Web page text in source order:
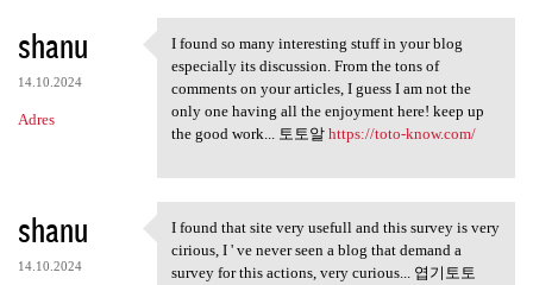
shanu
14.10.2024
Adres
I found so many interesting
I found so many interesting stuff in your blog
especially its discussion. From the tons of
comments on your articles, I guess I am not the
only one having all the enjoyment here! keep up
the good work... 토토알 https://toto-know.com/
shanu
14.10.2024
I found that site very
I found that site very usefull and this survey is very
cirious, I ' ve never seen a blog that demand a
survey for this actions, very curious... 엽기토토